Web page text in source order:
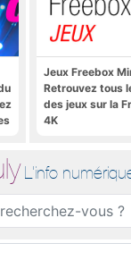
Jeux Freebox
Retrouvez tous
des jeux sur la
4K
L'info